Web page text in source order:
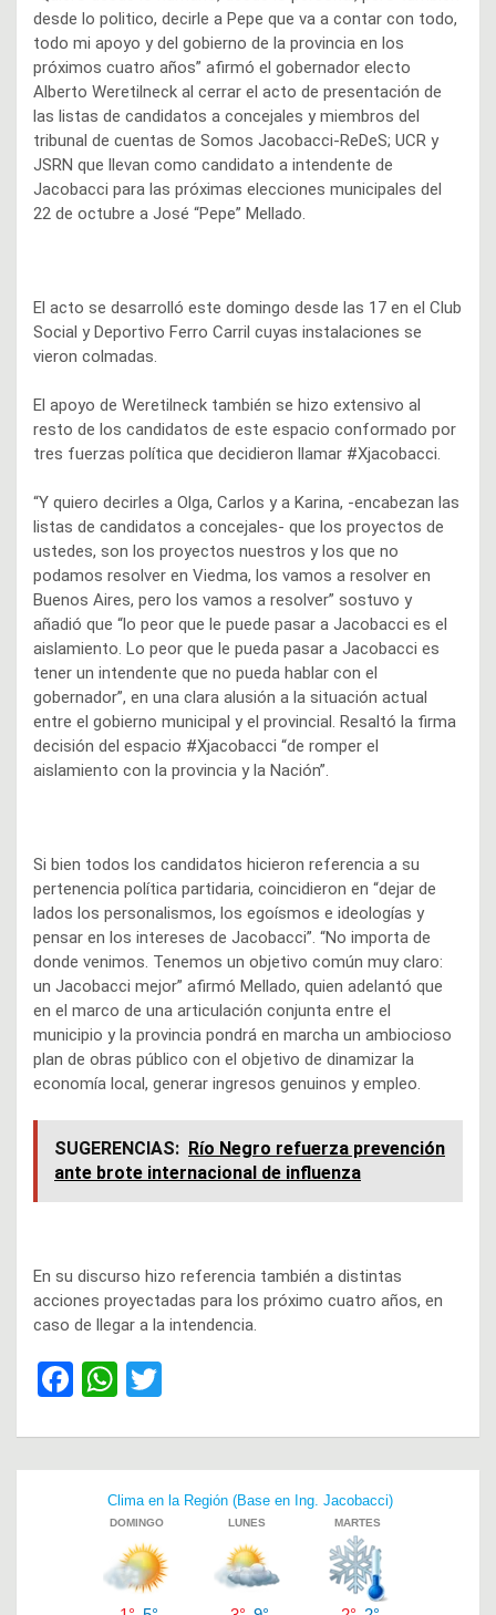
desde lo politico, decirle a Pepe que va a contar con todo,
todo mi apoyo y del gobierno de la provincia en los
próximos cuatro años” afirmó el gobernador electo
Alberto Weretilneck al cerrar el acto de presentación de
las listas de candidatos a concejales y miembros del
tribunal de cuentas de Somos Jacobacci-ReDeS; UCR y
JSRN que llevan como candidato a intendente de
Jacobacci para las próximas elecciones municipales del
22 de octubre a José “Pepe” Mellado.
El acto se desarrolló este domingo desde las 17 en el Club
Social y Deportivo Ferro Carril cuyas instalaciones se
vieron colmadas.
El apoyo de Weretilneck también se hizo extensivo al
resto de los candidatos de este espacio conformado por
tres fuerzas política que decidieron llamar #Xjacobacci.
“Y quiero decirles a Olga, Carlos y a Karina, -encabezan las
listas de candidatos a concejales- que los proyectos de
ustedes, son los proyectos nuestros y los que no
podamos resolver en Viedma, los vamos a resolver en
Buenos Aires, pero los vamos a resolver” sostuvo y
añadió que “lo peor que le puede pasar a Jacobacci es el
aislamiento. Lo peor que le pueda pasar a Jacobacci es
tener un intendente que no pueda hablar con el
gobernador”, en una clara alusión a la situación actual
entre el gobierno municipal y el provincial. Resaltó la firma
decisión del espacio #Xjacobacci “de romper el
aislamiento con la provincia y la Nación”.
Si bien todos los candidatos hicieron referencia a su
pertenencia política partidaria, coincidieron en “dejar de
lados los personalismos, los egoísmos e ideologías y
pensar en los intereses de Jacobacci”. “No importa de
donde venimos. Tenemos un objetivo común muy claro:
un Jacobacci mejor” afirmó Mellado, quien adelantó que
en el marco de una articulación conjunta entre el
municipio y la provincia pondrá en marcha un ambiocioso
plan de obras público con el objetivo de dinamizar la
economía local, generar ingresos genuinos y empleo.
SUGERENCIAS: Río Negro refuerza prevención
ante brote internacional de influenza
En su discurso hizo referencia también a distintas
acciones proyectadas para los próximo cuatro años, en
caso de llegar a la intendencia.
F
ce
W
at
s
A
p
p
tt
er
entradas